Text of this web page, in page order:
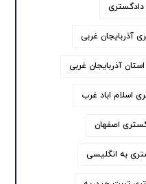
آذربایجان غربی
آذربایجان غربی
اسلام اباد غرب
اصفهان
به انگلیسی